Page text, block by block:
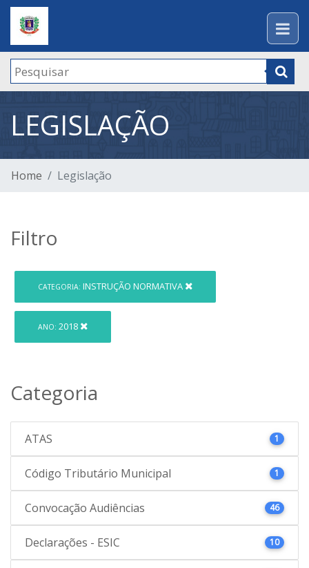
LEGISLAÇÃO
Home Legislação
Filtro
CATEGORIA: INSTRUÇÃO NORMATIVA
ANO: 2018
Categoria
ATAS 1
Código Tributário Municipal 1
Convocação Audiências 46
Declarações - ESIC 10